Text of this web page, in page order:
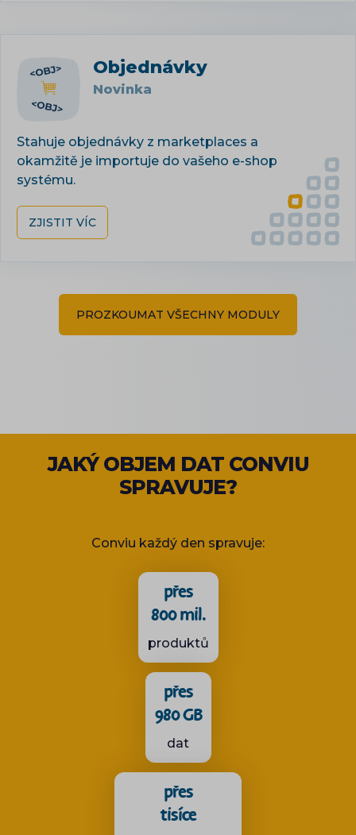
Objednávky
Novinka
Stahuje objednávky z marketplaces a
okamžitě je importuje do vašeho e-shop
systému.
ZJISTIT VÍC
PROZKOUMAT VŠECHNY MODULY
JAKÝ OBJEM DAT CONVIU
SPRAVUJE?
Conviu každý den spravuje:
přes
800 mil.
produktů
přes
980 GB
dat
přes
tisíce